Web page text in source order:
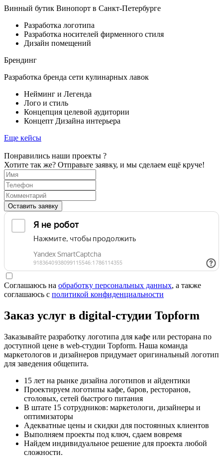
Винный бутик Винопорт в Санкт-Петербурге
Разработка логотипа
Разработка носителей фирменного стиля
Дизайн помещений
Брендинг
Разработка бренда сети кулинарных лавок
Нейминг и Легенда
Лого и стиль
Концепция целевой аудитории
Концепт Дизайна интерьера
Еще кейсы
Понравились наши проекты ?
Хотите так же? Отправьте заявку, и мы сделаем ещё круче!
Оставить заявку
Соглашаюсь на обработку персональных данных, а также
соглашаюсь c политикой конфиденциальности
Заказ услуг в digital-студии Topform
Заказывайте разработку логотипа для кафе или ресторана по
доступной цене в web-студии Topform. Наша команда
маркетологов и дизайнеров придумает оригинальный логотип
для заведения общепита.
15 лет на рынке дизайна логотипов и айдентики
Проектируем логотипы кафе, баров, ресторанов,
столовых, сетей быстрого питания
В штате 15 сотрудников: маркетологи, дизайнеры и
оптимизаторы
Адекватные цены и скидки для постоянных клиентов
Выполняем проекты под ключ, сдаем вовремя
Найдем индивидуальное решение для проекта любой
сложности.